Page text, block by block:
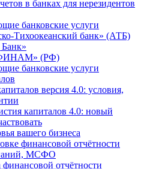
в банках для нерезидентов
банковские услуги
Тихоокеанский банк» (АТБ)
(РФ)
банковские услуги
версия 4.0: условия,
капиталов 4.0: новый
вашего бизнеса
финансовой отчётности
МСФО
отчётности